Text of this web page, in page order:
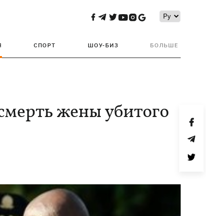
СПОРТ ШОУ-БИЗ БОЛЬШЕ
жены убитого